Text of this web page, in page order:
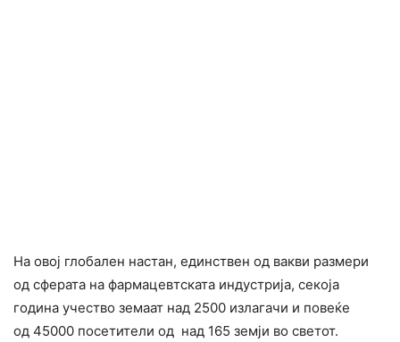
На овој глобален настан, единствен од вакви размери
од сферата на фармацевтската индустрија, секоја
година учество земаат над 2500 излагачи и повеќе
од 45000 посетители од над 165 земји во светот.